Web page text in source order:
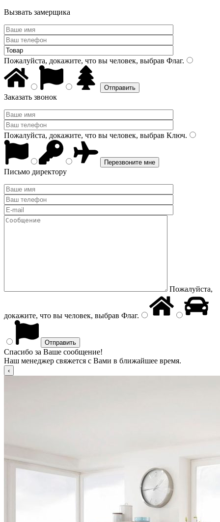
Вызвать замерщика
Пожалуйста, докажите, что вы человек, выбрав Флаг.
Заказать звонок
Пожалуйста, докажите, что вы человек, выбрав Ключ.
Письмо директору
Пожалуйста,
докажите, что вы человек, выбрав Флаг.
Спасибо за Ваше сообщение!
Наш менеджер свяжется с Вами в ближайшее время.